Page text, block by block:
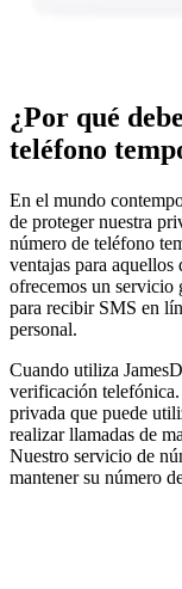
¿Por qué
teléfono
En el mundo
de proteger nuestra
número de teléfono
ventajas para
ofrecemos un servicio
para recibir SMS en
personal.
Cuando utiliza
verificación
privada que puede
realizar llamadas de
Nuestro servicio de
mantener su número